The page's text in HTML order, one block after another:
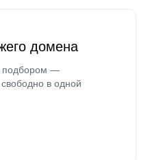
домена
подбором —
в одной